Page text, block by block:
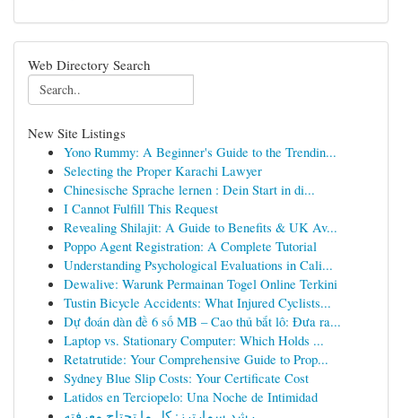
Web Directory Search
New Site Listings
Yono Rummy: A Beginner's Guide to the Trendin...
Selecting the Proper Karachi Lawyer
Chinesische Sprache lernen : Dein Start in di...
I Cannot Fulfill This Request
Revealing Shilajit: A Guide to Benefits & UK Av...
Poppo Agent Registration: A Complete Tutorial
Understanding Psychological Evaluations in Cali...
Dewalive: Warunk Permainan Togel Online Terkini
Tustin Bicycle Accidents: What Injured Cyclists...
Dự đoán dàn đề 6 số MB – Cao thủ bắt lô: Đưa ra...
Laptop vs. Stationary Computer: Which Holds ...
Retatrutide: Your Comprehensive Guide to Prop...
Sydney Blue Slip Costs: Your Certificate Cost
Latidos en Terciopelo: Una Noche de Intimidad